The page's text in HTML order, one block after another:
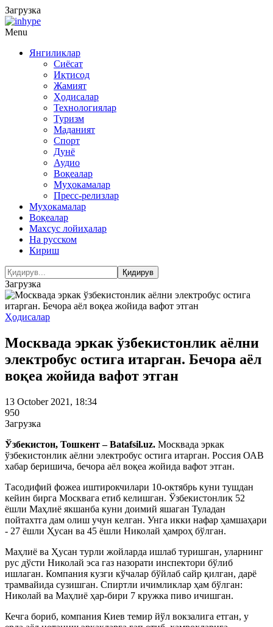
Загрузка
Menu
Янгиликлар
Сиёсат
Иқтисод
Жамият
Ҳодисалар
Технологиялар
Туризм
Маданият
Спорт
Дунё
Аудио
Воқеалар
Муҳокамалар
Пресс-релизлар
Муҳокамалар
Воқеалар
Махсус лойиҳалар
На русском
Кириш
Загрузка
Ҳодисалар
Москвада эркак ўзбекистонлик аёлни
электробус остига итарган. Бечора аёл
воқеа жойида вафот этган
13 October 2021, 18:34
950
Загрузка
Ўзбекистон, Тошкент – Batafsil.uz. Москвада эркак
ўзбекистонлик аёлни электробус остига итарган. Россия ОАВ
хабар беришича, бечора аёл воқеа жойида вафот этган.
Тасодифий фожеа иштирокчилари 10-октябрь куни тушдан
кейин бирга Москвага етиб келишган. Ўзбекистонлик 52
ёшли Маҳлиё якшанба куни доимий яшаган Туладан
пойтахтга дам олиш учун келган. Унга икки нафар ҳамшаҳари
- 27 ёшли Ҳусан ва 45 ёшли Николай ҳамроҳ бўлган.
Маҳлиё ва Ҳусан турли жойларда ишлаб туришган, уларнинг
рус дўсти Николай эса газ назорати инспектори бўлиб
ишлаган. Компания кузги кўчалар бўйлаб сайр қилган, дарё
трамвайида сузишган. Спиртли ичимликлар ҳам бўлган:
Николай ва Маҳлиё ҳар-бири 7 кружка пиво ичишган.
Кечга бориб, компания Киев темир йўл вокзалига етган, у